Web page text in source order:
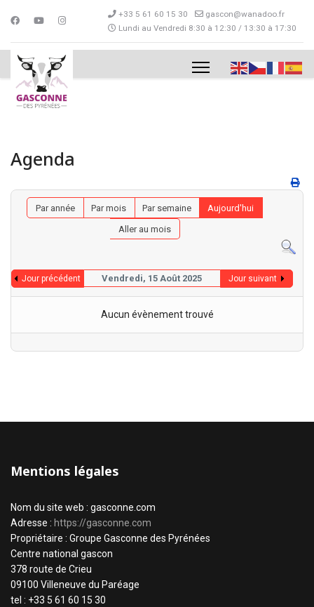
+33 5 61 60 15 30
gascon@wanadoo.fr
Lundi au Vendredi 8:30 à 12:30 / 13:30 à 17:30
Agenda
Par année Par mois Par semaine
Aujourd'hui
Aller au mois
Jour précédent Vendredi, 15 Août 2025 Jour suivant
Aucun évènement trouvé
Mentions légales
Nom du site web : gasconne.com
Adresse : https://gasconne.com
Propriétaire : Groupe Gasconne des Pyrénées
Centre national gascon
378 route de Crieu
09100 Villeneuve du Paréage
tel : +33 5 61 60 15 30